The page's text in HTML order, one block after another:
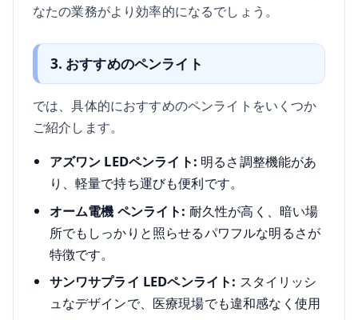
なたの業務がより効率的になるでしょう。
3. おすすめのペンライト
では、具体的におすすめのペンライトをいくつか
ご紹介します。
アズワン LEDペンライト: 明るさ調整機能があ
り、軽量で持ち運びも便利です。
オーム電機 ペンライト: 耐久性が高く、暗い場
所でもしっかりと照らせるパワフルな明るさが
特徴です。
サンワサプライ LEDペンライト: スタイリッシ
ュなデザインで、医療現場でも違和感なく使用